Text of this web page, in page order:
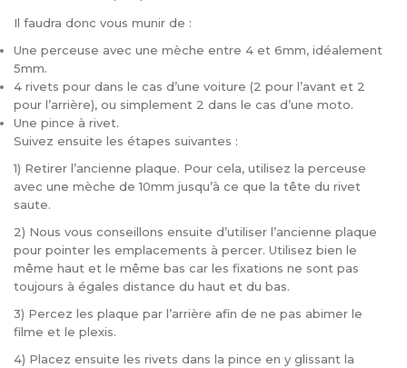
Il faudra donc vous munir de :
Une perceuse avec une mèche entre 4 et 6mm, idéalement
5mm.
4 rivets pour dans le cas d’une voiture (2 pour l’avant et 2
pour l’arrière), ou simplement 2 dans le cas d’une moto.
Une pince à rivet.
Suivez ensuite les étapes suivantes :
1) Retirer l’ancienne plaque. Pour cela, utilisez la perceuse
avec une mèche de 10mm jusqu’à ce que la tête du rivet
saute.
2) Nous vous conseillons ensuite d’utiliser l’ancienne plaque
pour pointer les emplacements à percer. Utilisez bien le
même haut et le même bas car les fixations ne sont pas
toujours à égales distance du haut et du bas.
3) Percez les plaque par l’arrière afin de ne pas abimer le
filme et le plexis.
4) Placez ensuite les rivets dans la pince en y glissant la